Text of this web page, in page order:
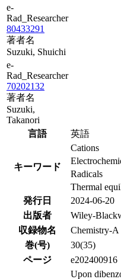
e-
Rad_Researcher
80433291
著者名
Suzuki, Shuichi
e-
Rad_Researcher
70202132
著者名
Suzuki,
Takanori
言語
英語
キーワード
Cations
Radicals
Thermal
発行日
2024-06-20
出版者
Wiley-
収録物名
Chemistry-A
巻(号)
30(35)
ページ
e202400916
Upon